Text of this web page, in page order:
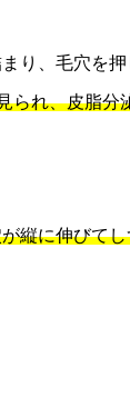
り、毛穴を
られ、皮脂分
縦に伸びて